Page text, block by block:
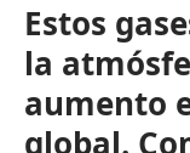
Estos
la
aumento
global.